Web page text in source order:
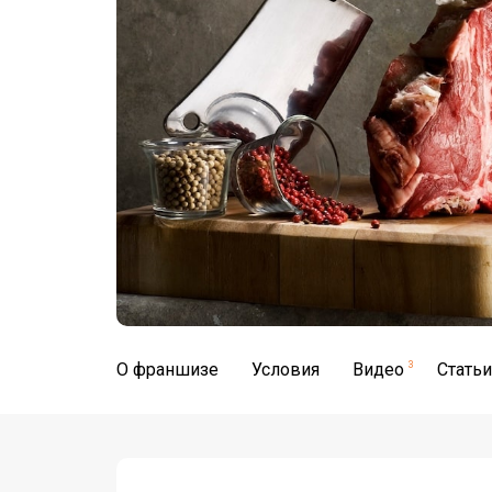
О франшизе Условия Видео 3 Статьи